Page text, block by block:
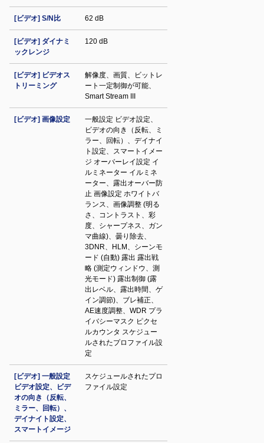
[ビデオ] S/N比 62 dB
[ビデオ] ダイナミ
ックレンジ
120 dB
[ビデオ] ビデオス
トリーミング
解像度、画質、ビットレ
ート一定制御が可能、
Smart Stream III
[ビデオ] 画像設定
一般設定 ビデオ設定、
ビデオの向き（反転、ミ
ラー、回転）、デイナイ
ト設定、スマートイメー
ジ オーバーレイ設定 イ
ルミネーター イルミネ
ーター、露出オーバー防
止 画像設定 ホワイトバ
ランス、画像調整 (明る
さ、コントラスト、彩
度、シャープネス、ガン
マ曲線)、曇り除去、
3DNR、HLM、シーンモ
ード (自動) 露出 露出戦
略 (測定ウィンドウ、測
光モード) 露出制御 (露
出レベル、露出時間、ゲ
イン調節)、ブレ補正、
AE速度調整、WDR プラ
イバシーマスク ピクセ
ルカウンタ スケジュー
ルされたプロファイル設
定
[ビデオ] 一般設定
ビデオ設定、ビデ
オの向き（反転、
ミラー、回転）、
デイナイト設定、
スマートイメージ
スケジュールされたプロ
ファイル設定